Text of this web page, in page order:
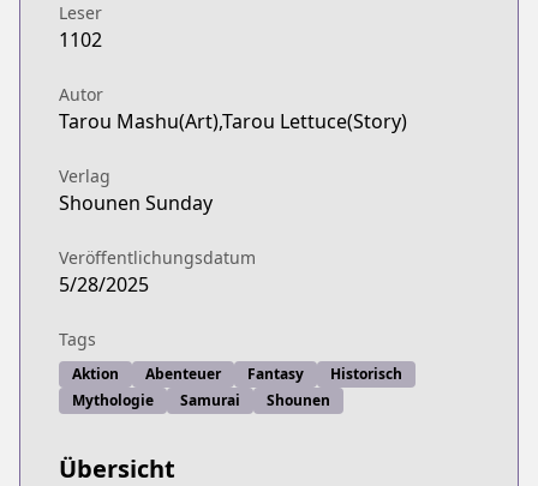
Leser
1102
Autor
Tarou Mashu(Art),Tarou Lettuce(Story)
Verlag
Shounen Sunday
Veröffentlichungsdatum
5/28/2025
Tags
Aktion Abenteuer Fantasy
Historisch
Mythologie
Samurai Shounen
Übersicht